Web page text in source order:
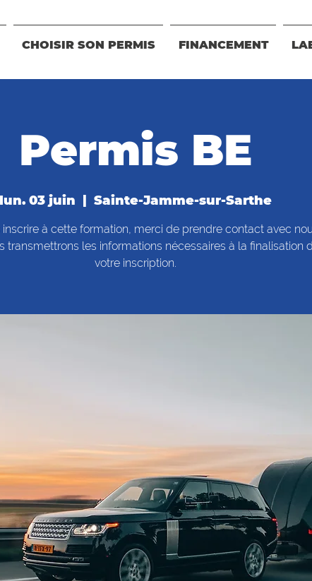
CHOISIR SON PERMIS FINANCEMENT
Permis BE
lun. 03 juin Sainte-Jamme-sur-Sarthe
inscrire à cette formation, merci de prendre contact avec
transmettrons les informations nécessaires à la finalisation
votre inscription.